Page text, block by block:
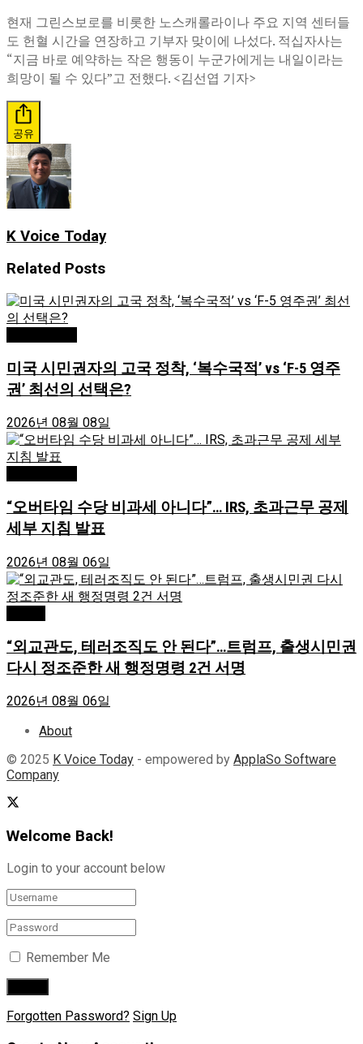
현재 그린스보로를 비롯한 노스캐롤라이나 주요 지역 센터들
도 헌혈 시간을 연장하고 기부자 맞이에 나섰다. 적십자사는
“지금 바로 예약하는 작은 행동이 누군가에게는 내일이라는
희망이 될 수 있다”고 전했다. <김선엽 기자>
공유
K Voice Today
Related Posts
미국 시민권자의 고국 정착, ‘복수국적’ vs ‘F-5 영주
권’ 최선의 선택은?
2026년 08월 08일
“오버타임 수당 비과세 아니다”… IRS, 초과근무 공제
세부 지침 발표
2026년 08월 06일
“외교관도, 테러조직도 안 된다”…트럼프, 출생시민권
다시 정조준한 새 행정명령 2건 서명
2026년 08월 06일
About
© 2025 K Voice Today - empowered by ApplaSo Software
Company
Welcome Back!
Login to your account below
Remember Me
Forgotten Password? Sign Up